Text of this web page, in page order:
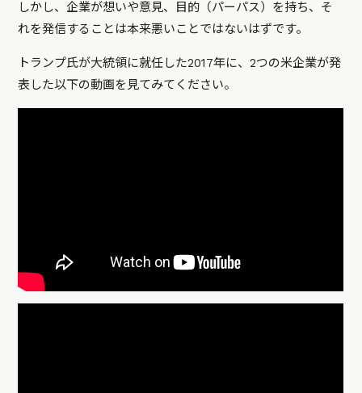
しかし、企業が想いや意見、目的（パーパス）を持ち、そ
れを発信することは本来悪いことではないはずです。
トランプ氏が大統領に就任した2017年に、2つの米企業が発
表した以下の動画を見てみてください。